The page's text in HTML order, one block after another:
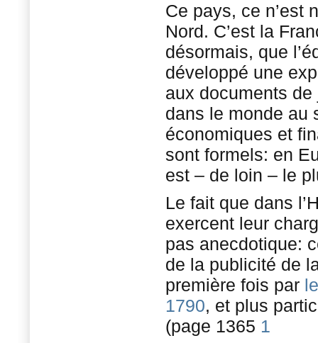
Ce pays, ce n’est
Nord. C’est la
désormais, que
développé une
aux documents
dans le monde au
économiques et
sont formels: en
est – de loin – le
Le fait que dans
exercent leur
pas anecdotique:
de la publicité de
première fois par
1790, et plus
(page 1365 1